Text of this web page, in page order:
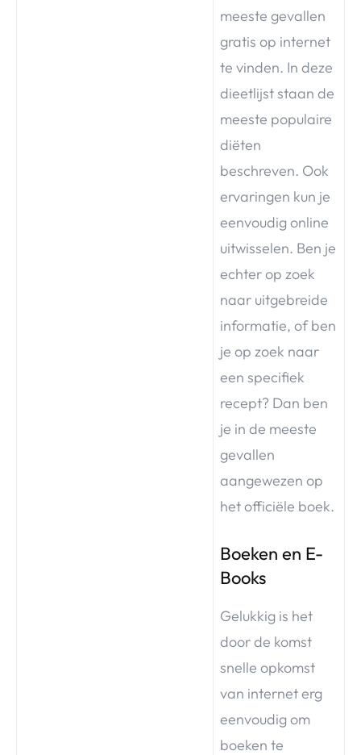
meeste gevallen
gratis op internet
te vinden. In deze
dieetlijst staan de
meeste populaire
diëten
beschreven. Ook
ervaringen kun je
eenvoudig online
uitwisselen. Ben je
echter op zoek
naar uitgebreide
informatie, of ben
je op zoek naar
een specifiek
recept? Dan ben
je in de meeste
gevallen
aangewezen op
het officiële boek.
Boeken en E-
Books
Gelukkig is het
door de komst
snelle opkomst
van internet erg
eenvoudig om
boeken te